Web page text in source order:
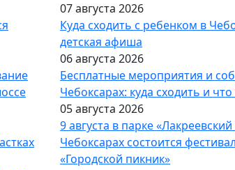
07 августа 2026
Куда сходить с ребенком в
детская афиша
06 августа 2026
Бесплатные мероприятия и
Чебоксарах: куда сходить и
05 августа 2026
9 августа в парке «Лакреевский
Чебоксарах состоится
«Городской пикник»